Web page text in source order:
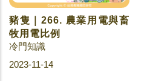
豬隻｜266. 農業用電與畜
牧用電比例
冷門知識
2023-11-14